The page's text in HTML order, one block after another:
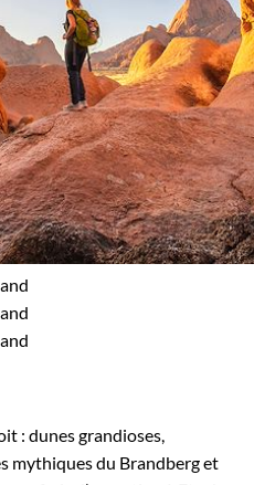
: dunes grandioses,
mythiques du Brandberg et